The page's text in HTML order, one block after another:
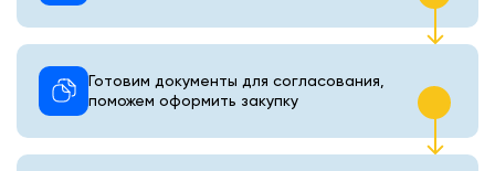
Готовим документы для согласования,
поможем оформить закупку